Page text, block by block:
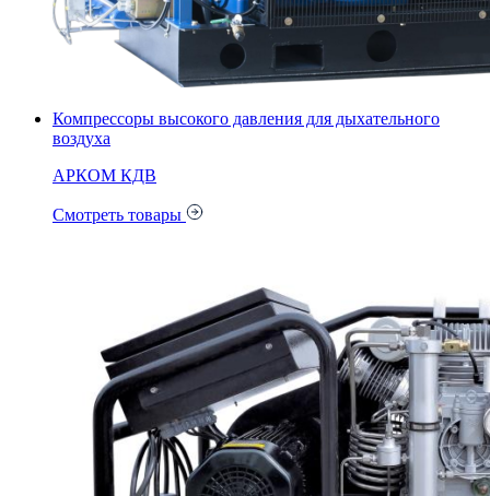
Компрессоры высокого давления для дыхательного
воздуха
АРКОМ КДВ
Смотреть товары